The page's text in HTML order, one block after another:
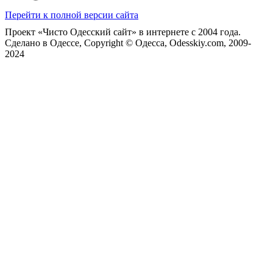
Перейти к полной версии сайта
Проект «Чисто Одесский сайт» в интернете с 2004 года.
Сделано в Одессе, Copyright © Одесса, Odesskiy.com, 2009-
2024